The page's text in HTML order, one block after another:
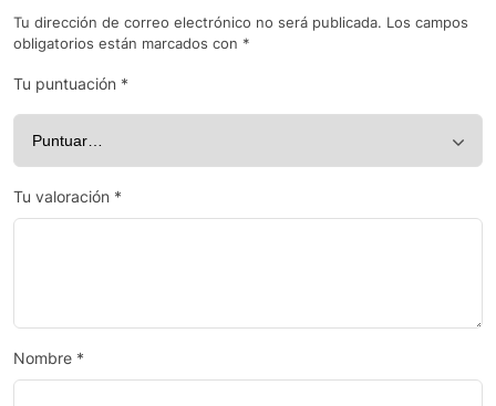
Tu dirección de correo electrónico no será publicada. Los campos
obligatorios están marcados con *
Tu puntuación *
Tu valoración *
Nombre *